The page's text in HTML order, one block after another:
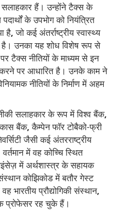
सलाहकार हैं। उन्होंने टैक्स के
के उपभोग को नियंत्रित
है,जो कई अंतर्राष्ट्रीय स्वास्थ्य
है। उनका यह शोध विशेष रूप से
टैक्स नीतियों के माध्यम से इन
करने पर आधारित है। उनके काम ने
नीतियों के निर्माण में अहम
सलाहकार के रूप में विश्व बैंक,
बैंक,कैम्पेन फॉर टोबैको-फ्री
जैसी कई अंतरराष्ट्रीय
में वह कोच्चि स्थित
में अर्थशास्त्र के सहायक
कोझिकोड में बतौर गेस्ट
भारतीय प्रौद्योगिकी संस्थान,
प्रोफेसर रह चुके हैं।